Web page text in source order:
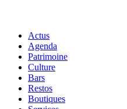
Actus
Agenda
Patrimoine
Culture
Bars
Restos
Boutiques